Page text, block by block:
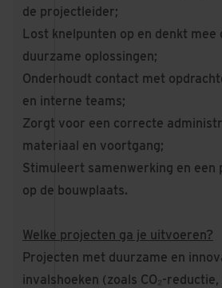
de projectleider;
Lost knelpunten op en denkt
duurzame oplossingen;
Onderhoudt contact met
en interne teams;
Zorgt voor een correcte
materiaal en voortgang;
Stimuleert samenwerking en
op de bouwplaats.
Welke projecten ga je uitvoeren?
Projecten met duurzame en
invalshoeken (zoals CO₂-